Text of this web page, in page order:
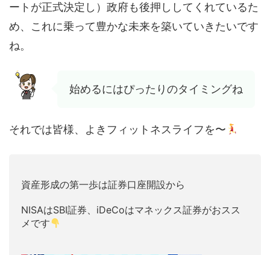
ートが正式決定し）政府も後押ししてくれているた
め、これに乗って豊かな未来を築いていきたいです
ね。
始めるにはぴったりのタイミングね
それでは皆様、よきフィットネスライフを〜
資産形成の第一歩は証券口座開設から
NISAはSBI証券、iDeCoはマネックス証券がおスス
メです